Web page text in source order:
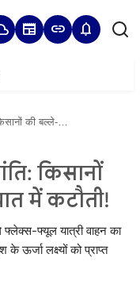
newspaper link notifications
तेल आयात में कटौती!
किसानों
में कटौती!
फ्लेक्स-फ्यूल यात्री वाहन का
ऊर्जा लक्ष्यों को प्राप्त